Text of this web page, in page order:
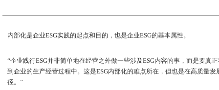
内部化是企业ESG实践的起点和目的，也是企业ESG的基本属性。
“企业践行ESG并非简单地在经营之外做一些涉及ESG内容的事，而是要真
到企业的生产经营过程中。这是ESG内部化的难点所在，但也是在高质量
径。”